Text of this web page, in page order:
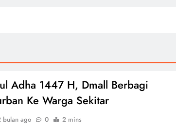
Adha 1447 H, Dmall Berbagi
Ke Warga Sekitar
bulan ago 0 2 mins